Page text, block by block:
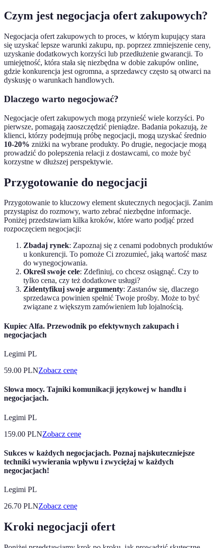
Czym jest negocjacja ofert zakupowych?
Negocjacja ofert zakupowych to proces, w którym kupujący stara
się uzyskać lepsze warunki zakupu, np. poprzez zmniejszenie ceny,
uzyskanie dodatkowych korzyści lub przedłużenie gwarancji. To
umiejętność, która stała się niezbędna w dobie zakupów online,
gdzie konkurencja jest ogromna, a sprzedawcy często są otwarci na
dyskusję o warunkach handlowych.
Dlaczego warto negocjować?
Negocjacje ofert zakupowych mogą przynieść wiele korzyści. Po
pierwsze, pomagają zaoszczędzić pieniądze. Badania pokazują, że
klienci, którzy podejmują próbę negocjacji, mogą uzyskać średnio
10-20% zniżki na wybrane produkty. Po drugie, negocjacje mogą
prowadzić do polepszenia relacji z dostawcami, co może być
korzystne w dłuższej perspektywie.
Przygotowanie do negocjacji
Przygotowanie to kluczowy element skutecznych negocjacji. Zanim
przystąpisz do rozmowy, warto zebrać niezbędne informacje.
Poniżej przedstawiam kilka kroków, które warto podjąć przed
rozpoczęciem negocjacji:
Zbadaj rynek: Zapoznaj się z cenami podobnych produktów
u konkurencji. To pomoże Ci zrozumieć, jaką wartość masz
do wynegocjowania.
Określ swoje cele: Zdefiniuj, co chcesz osiągnąć. Czy to
tylko cena, czy też dodatkowe usługi?
Zidentyfikuj swoje argumenty: Zastanów się, dlaczego
sprzedawca powinien spełnić Twoje prośby. Może to być
związane z większym zamówieniem lub lojalnością.
Kupiec Alfa. Przewodnik po efektywnych zakupach i
negocjacjach
Legimi PL
59.00 PLNZobacz cenę
Słowa mocy. Tajniki komunikacji językowej w handlu i
negocjacjach.
Legimi PL
159.00 PLNZobacz cenę
Sukces w każdych negocjacjach. Poznaj najskuteczniejsze
techniki wywierania wpływu i zwyciężaj w każdych
negocjacjach!
Legimi PL
26.70 PLNZobacz cenę
Kroki negocjacji ofert